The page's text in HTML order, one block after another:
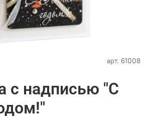
арт. 61008
с надписью "С